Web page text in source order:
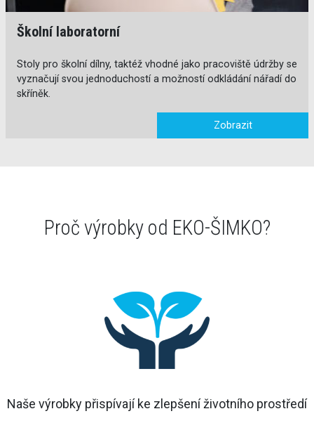
Školní laboratorní
Stoly pro školní dílny, taktéž vhodné jako pracoviště údržby se
vyznačují svou jednoduchostí a možností odkládání nářadí do
skříněk.
Zobrazit
Proč výrobky od EKO-ŠIMKO?
Naše výrobky přispívají ke zlepšení životního prostředí